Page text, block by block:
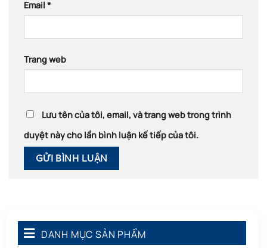
Email *
Trang web
Lưu tên của tôi, email, và trang web trong trình
duyệt này cho lần bình luận kế tiếp của tôi.
DANH MỤC SẢN PHẨM